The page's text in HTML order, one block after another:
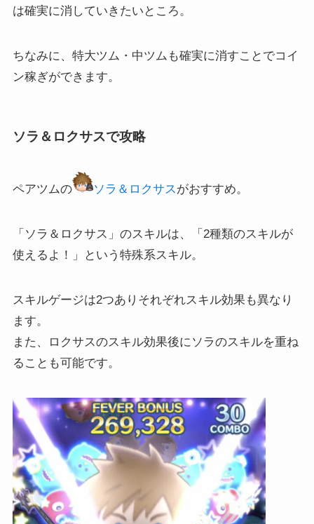
は確実に消していきたいところ。
ちなみに、特大ツム・中ツムも確実に消すことでコイ
ン稼ぎができます。
ソラ＆ロクサスで攻略
ペアツムの ソラ＆ロクサスがおすすめ。
「ソラ＆ロクサス」のスキルは、「2種類のスキルが
使えるよ！」という特殊系スキル。
スキルゲージは2つありそれぞれスキル効果も異なり
ます。
また、ロクサスのスキル効果後にソラのスキルを重ね
ることも可能です。